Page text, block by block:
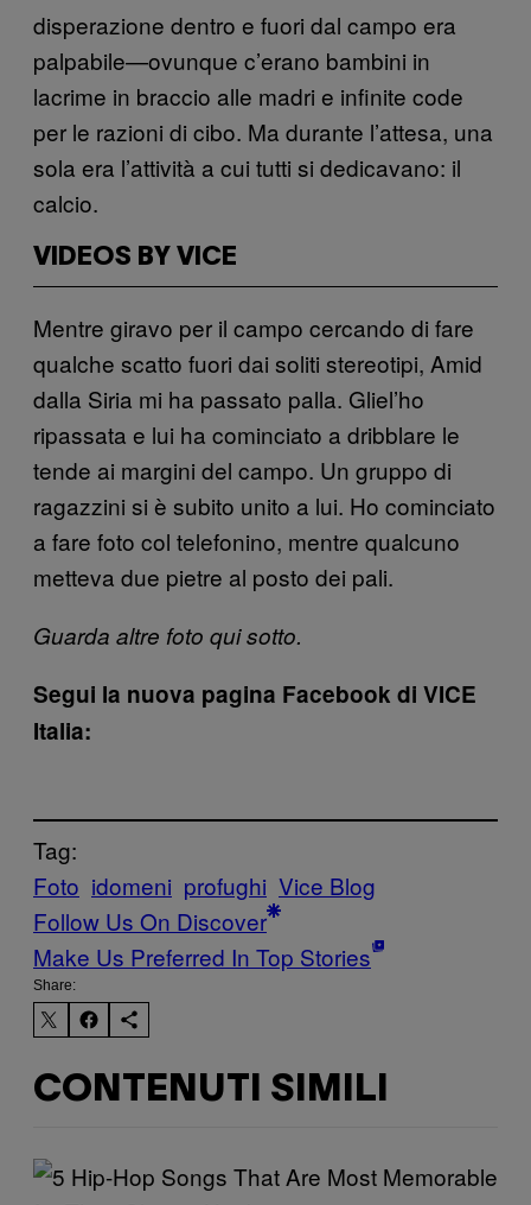
disperazione dentro e fuori dal campo era
palpabile—ovunque c’erano bambini in
lacrime in braccio alle madri e infinite code
per le razioni di cibo. Ma durante l’attesa, una
sola era l’attività a cui tutti si dedicavano: il
calcio.
VIDEOS BY VICE
Mentre giravo per il campo cercando di fare
qualche scatto fuori dai soliti stereotipi, Amid
dalla Siria mi ha passato palla. Gliel’ho
ripassata e lui ha cominciato a dribblare le
tende ai margini del campo. Un gruppo di
ragazzini si è subito unito a lui. Ho cominciato
a fare foto col telefonino, mentre qualcuno
metteva due pietre al posto dei pali.
Guarda altre foto qui sotto.
Segui la nuova pagina Facebook di VICE
Italia:
Tag:
Foto idomeni profughi Vice Blog
Follow Us On Discover
Make Us Preferred In Top Stories
Share:
CONTENUTI SIMILI